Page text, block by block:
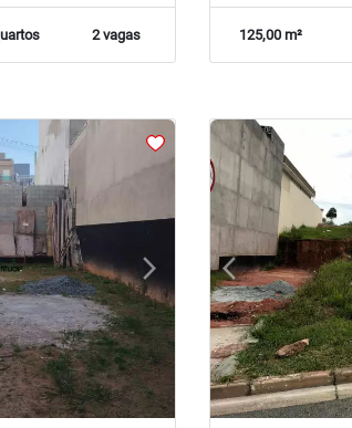
2 vagas 125,00 m²
arrow_forward_iosNext arrow_back_iosPrevious